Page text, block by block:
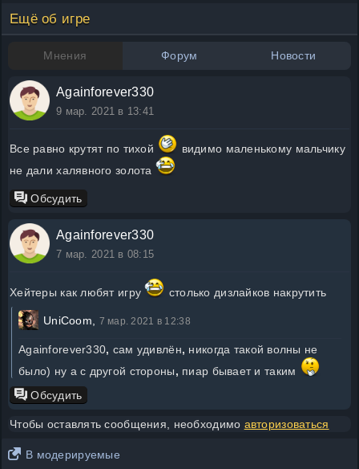
Ещё об игре
Мнения Форум Новости
Againforever330
9 мар. 2021 в 13:41
Все равно крутят по тихой
видимо маленькому мальчику
не дали халявного золота
Обсудить
Againforever330
7 мар. 2021 в 08:15
Хейтеры как любят игру столько дизлайков накрутить
UniCoom, 7 мар. 2021 в 12:38
Againforever330, сам удивлён, никогда такой волны не
было) ну а с другой стороны, пиар бывает и таким
Обсудить
Чтобы оставлять сообщения, необходимо авторизоваться
В модерируемые